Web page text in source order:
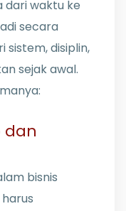
dari waktu ke
secara
sistem, disiplin,
sejak awal.
dan
bisnis